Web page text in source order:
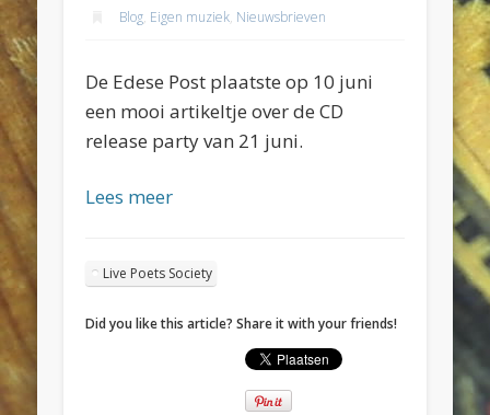
Blog, Eigen muziek, Nieuwsbrieven
De Edese Post plaatste op 10 juni
een mooi artikeltje over de CD
release party van 21 juni.
Lees meer
Live Poets Society
Did you like this article? Share it with your friends!